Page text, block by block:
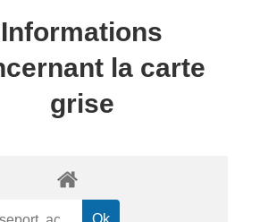
Informations
la carte
grise